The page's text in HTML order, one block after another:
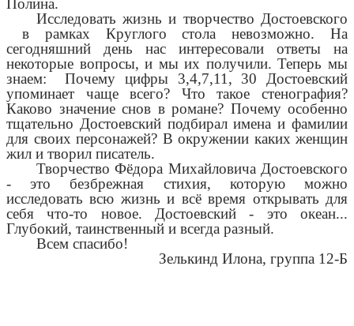
Полина.
Исследовать жизнь и творчество Достоевского
в рамках Круглого стола невозможно. На
сегодняшний день нас интересовали ответы на
некоторые вопросы, и мы их получили. Теперь мы
знаем: Почему цифры 3,4,7,11, 30 Достоевский
упоминает чаще всего? Что такое стенография?
Каково значение снов в романе? Почему особенно
тщательно Достоевский подбирал имена и фамилии
для своих персонажей? В окружении каких женщин
жил и творил писатель.
Творчество Фёдора Михайловича Достоевского
- это безбрежная стихия, которую можно
исследовать всю жизнь и всё время открывать для
себя что-то новое. Достоевский - это океан...
Глубокий, таинственный и всегда разный.
Всем спасибо!
Зелькинд Илона, группа 12-Б